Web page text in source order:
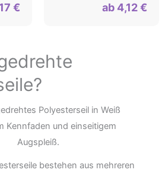
€ ab 4,12€
bestehen aus mehreren